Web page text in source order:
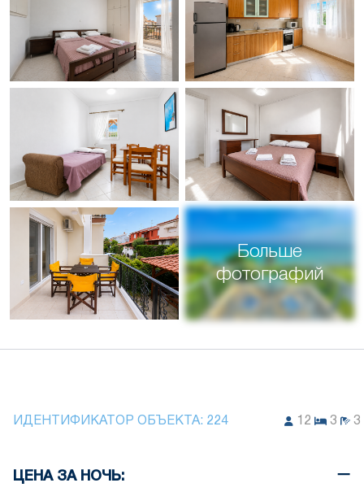
Больше
фотографий
ИДЕНТИФИКАТОР ОБЪЕКТА: 224 12 3 3
ЦЕНА ЗА НОЧЬ: